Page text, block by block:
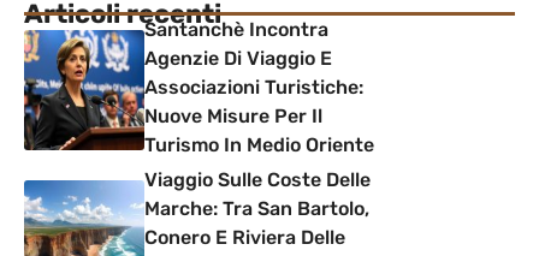
Articoli recentiSantanchè Incontra
Agenzie Di Viaggio E
Associazioni Turistiche:
Nuove Misure Per Il
Turismo In Medio Oriente
Viaggio Sulle Coste Delle
Marche: Tra San Bartolo,
Conero E Riviera Delle